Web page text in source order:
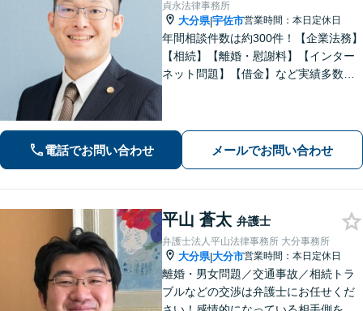
貞永法律事務所
大分県|宇佐市営業時間：本日定休日
年間相談件数は約300件！【企業法務】
【相続】【離婚・慰謝料】【インター
ネット問題】【借金】など実績多数。
電話でお問い合わせ メールでお問い合わせ
平山 蒼太 弁護士
弁護士法人平山法律事務所 大分事務所
大分県|大分市営業時間：本日定休日
離婚・男女問題／交通事故／相続トラ
ブルなどの交渉は弁護士にお任せくだ